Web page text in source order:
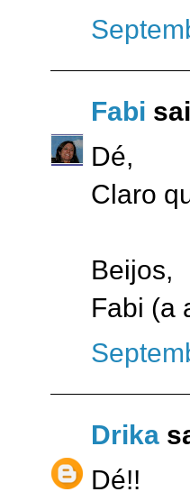
Fabi
Dé,
Claro
Beijos,
Fabi (a
Drika
Dé!!